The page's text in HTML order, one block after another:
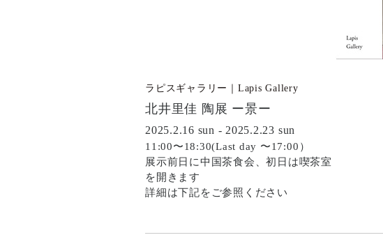
ラピスギャラリー｜Lapis Gallery
北井里佳 陶展 ー景ー
2025.2.16 sun - 2025.2.23 sun
11:00〜18:30(Last day 〜17:00）
展示前日に中国茶食会、初日は喫茶室
を開きます
詳細は下記をご参照ください